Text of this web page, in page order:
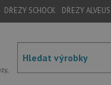
DŘEZY SCHOCK DŘEZY ALVEUS